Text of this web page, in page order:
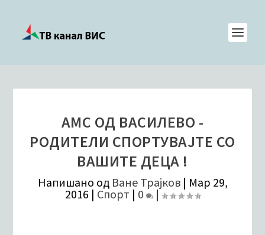
АМС ОД ВАСИЛЕВО -
РОДИТЕЛИ СПОРТУВАЈТЕ СО
ВАШИТЕ ДЕЦА !
Напишано од Ване Трајков| Мар 29,
2016 | Спорт | 0 |